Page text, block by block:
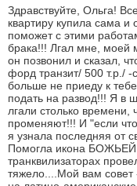
Здравствуйте, Ольга!
квартиру купила сама
поможет с этими
брака!!! Лгал мне, моей
он позвонил и сказал,
форд транзит/ 500 т.р./ -
больше не приеду к
подать на развод!!! Я в
лгали столько времени,
променяют!!! И "если
я узнала последняя от
Помогла икона
транквилизаторах
тяжело....Мой вам совет